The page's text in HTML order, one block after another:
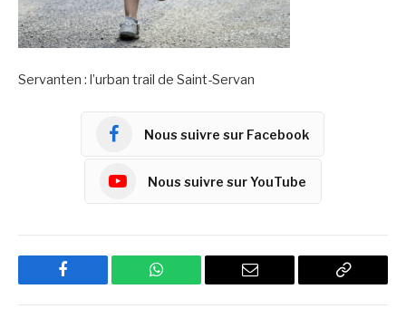
Servanten : l’urban trail de Saint-Servan
Nous suivre sur Facebook
Nous suivre sur YouTube
Facebook WhatsApp Email
Copy